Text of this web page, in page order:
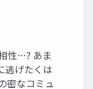
性…? あま
逃げたくは
密なコミュ